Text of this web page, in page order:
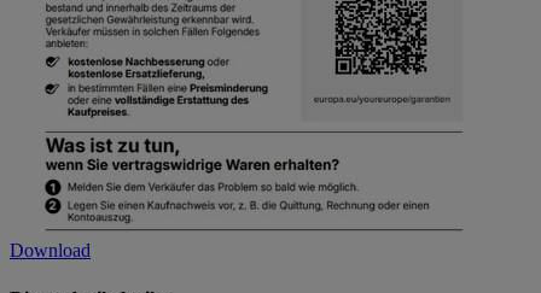
Download